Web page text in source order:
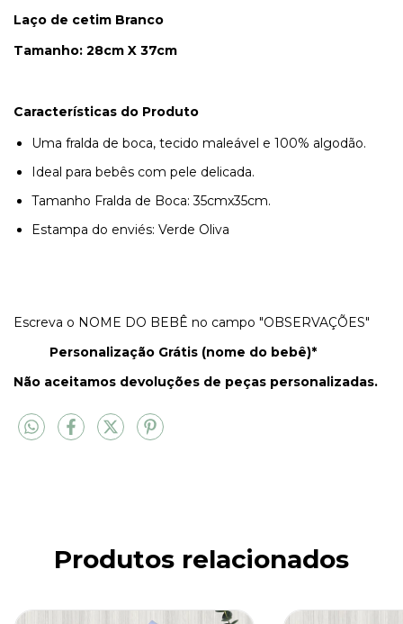
Laço de cetim Branco
Tamanho: 28cm X 37cm
Características do Produto
Uma fralda de boca, tecido maleável e 100% algodão.
Ideal para bebês com pele delicada.
Tamanho Fralda de Boca: 35cmx35cm.
Estampa do enviés: Verde Oliva
Escreva o NOME DO BEBÊ no campo "OBSERVAÇÕES"
Personalização Grátis (nome do bebê)*
Não aceitamos devoluções de peças personalizadas.
Produtos relacionados